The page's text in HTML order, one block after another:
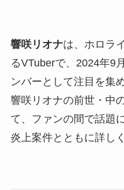
響咲リオナは、ホロラ
るVTuberで、2024年9
ンバーとして注目を集
響咲リオナの前世・中
て、ファンの間で話題
炎上案件とともに詳し